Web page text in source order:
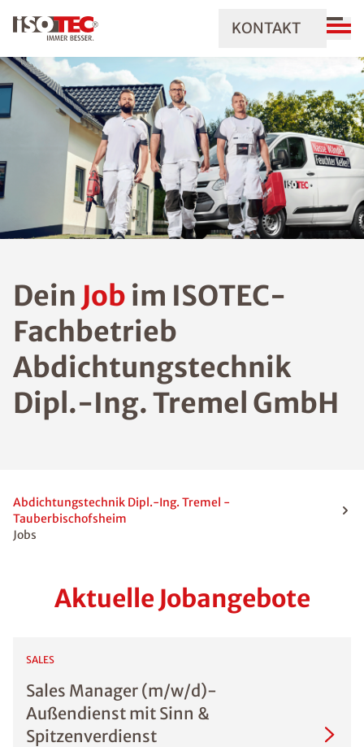
KONTAKT
Dein Job im ISOTEC-
Fachbetrieb
Abdichtungstechnik
Dipl.-Ing. Tremel GmbH
Abdichtungstechnik Dipl.-Ing. Tremel -
Tauberbischofsheim
Jobs
Aktuelle Jobangebote
SALES
Sales Manager (m/w/d)-
Außendienst mit Sinn &
Spitzenverdienst